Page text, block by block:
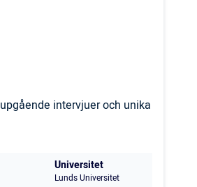
intervjuer och unika
Universitet
Lunds Universitet